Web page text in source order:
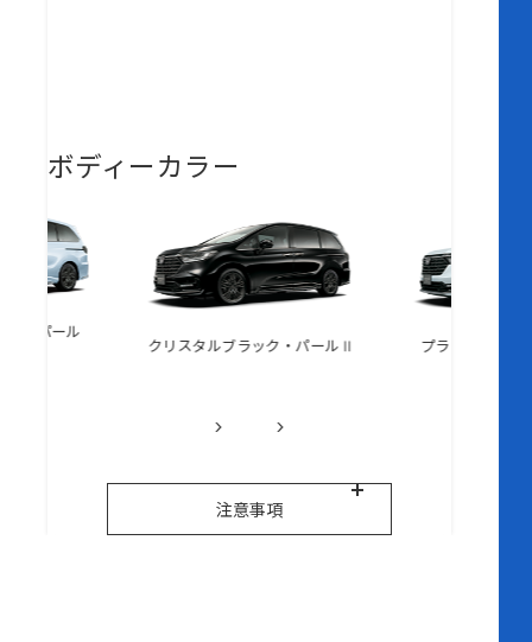
ボディーカラー
ト・パール
クリスタルブラック・パールⅡ プラチナホワ
注意事項